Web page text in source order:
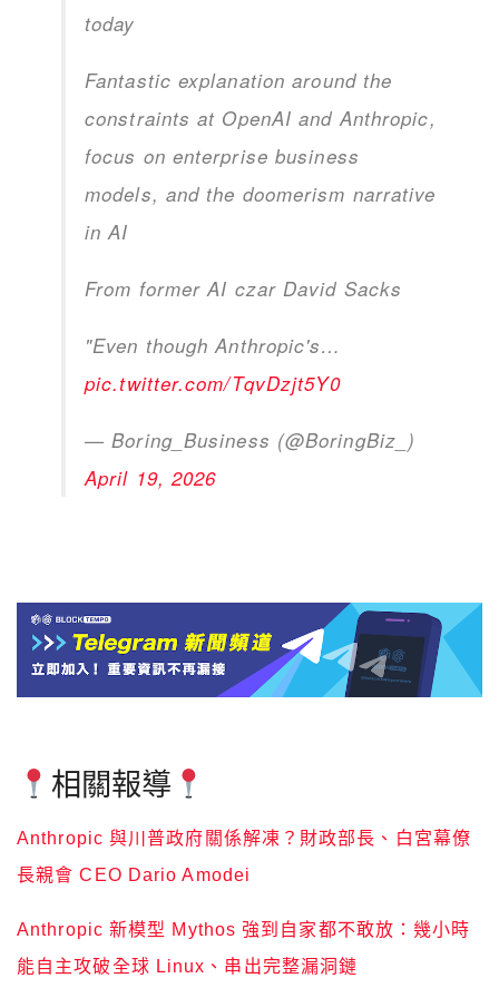
today
Fantastic explanation around the
constraints at OpenAI and Anthropic,
focus on enterprise business
models, and the doomerism narrative
in AI
From former AI czar David Sacks
"Even though Anthropic's…
pic.twitter.com/TqvDzjt5Y0
— Boring_Business (@BoringBiz_)
April 19, 2026
相關報導
Anthropic 與川普政府關係解凍？財政部長、白宮幕僚
長親會 CEO Dario Amodei
Anthropic 新模型 Mythos 強到自家都不敢放：幾小時
能自主攻破全球 Linux、串出完整漏洞鏈